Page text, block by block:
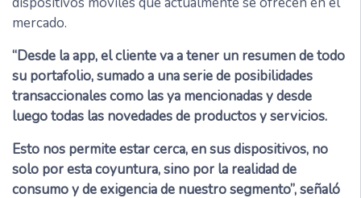
mercado.
“Desde la app, el cliente va a tener un resumen de todo
su portafolio, sumado a una serie de posibilidades
transaccionales como las ya mencionadas y desde
luego todas las novedades de productos y servicios.
Esto nos permite estar cerca, en sus dispositivos, no
solo por esta coyuntura, sino por la realidad de
consumo y de exigencia de nuestro segmento”, señaló